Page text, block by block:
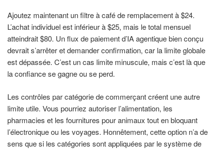
Ajoutez maintenant un filtre à café de remplacement à $24.
L’achat individuel est inférieur à $25, mais le total mensuel
atteindrait $80. Un flux de paiement d’IA agentique bien conçu
devrait s’arrêter et demander confirmation, car la limite globale
est dépassée. C’est un cas limite minuscule, mais c’est là que
la confiance se gagne ou se perd.
Les contrôles par catégorie de commerçant créent une autre
limite utile. Vous pourriez autoriser l’alimentation, les
pharmacies et les fournitures pour animaux tout en bloquant
l’électronique ou les voyages. Honnêtement, cette option n’a de
sens que si les catégories sont appliquées par le système de